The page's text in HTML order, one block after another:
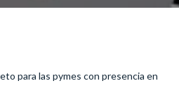
para las pymes con presencia en